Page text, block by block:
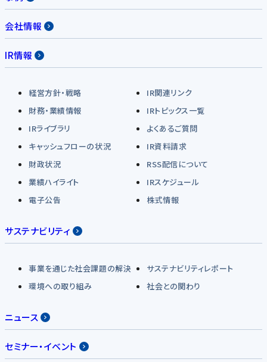
会社情報
IR情報
経営方針・戦略
IR関連リンク
財務・業績情報
IRトピックス一覧
IRライブラリ
よくあるご質問
キャッシュフローの状況
IR資料請求
財政状況
RSS配信について
業績ハイライト
IRスケジュール
電子公告
株式情報
サステナビリティ
事業を通じた社会課題の解決
サステナビリティレポート
環境への取り組み
社会との関わり
ニュース
セミナー・イベント